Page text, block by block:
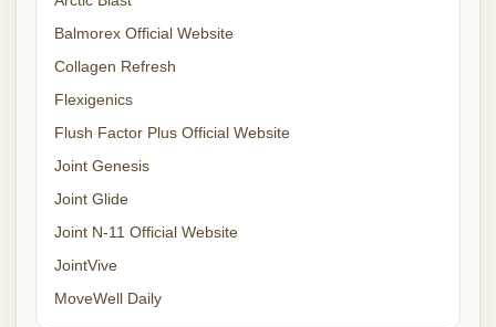
Balmorex Official Website
Collagen Refresh
Flexigenics
Flush Factor Plus Official Website
Joint Genesis
Joint Glide
Joint N-11 Official Website
JointVive
MoveWell Daily